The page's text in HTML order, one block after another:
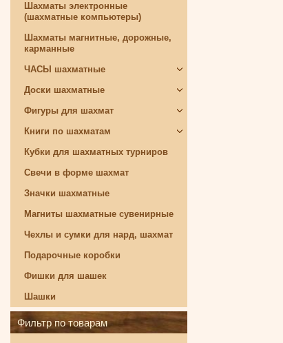
Шахматы электронные
(шахматные компьютеры)
Шахматы магнитные, дорожные,
карманные
ЧАСЫ шахматные
Доски шахматные
Фигуры для шахмат
Книги по шахматам
Кубки для шахматных турниров
Свечи в форме шахмат
Значки шахматные
Магниты шахматные сувенирные
Чехлы и сумки для нард, шахмат
Подарочные коробки
Фишки для шашек
Шашки
Фильтр по товарам